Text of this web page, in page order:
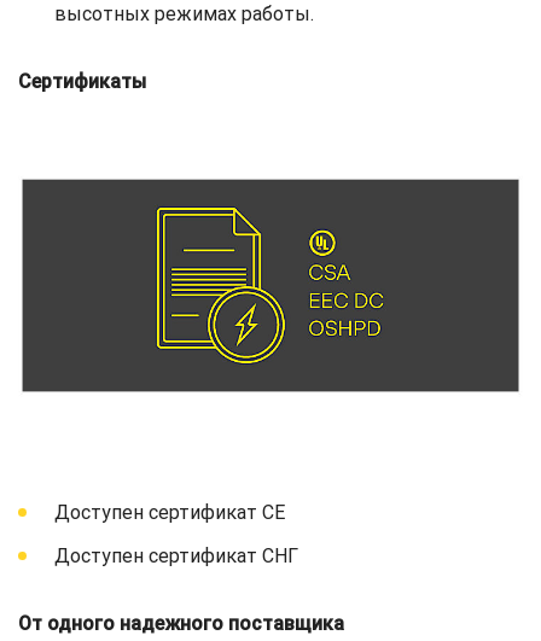
высотных режимах работы.
Сертификаты
Доступен сертификат СЕ
Доступен сертификат СНГ
От одного надежного поставщика